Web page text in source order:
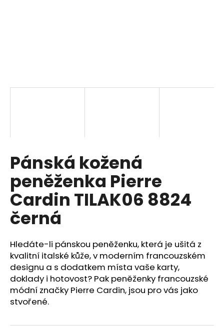
Pánská kožená
peněženka Pierre
Cardin TILAK06 8824
černá
Hledáte-li pánskou peněženku, která je ušitá z
kvalitní italské kůže, v moderním francouzském
designu a s dodatkem místa vaše karty,
doklady i hotovost? Pak peněženky francouzské
módní značky Pierre Cardin, jsou pro vás jako
stvořené.
D
o
p
o
r
u
č
j
e
m
e